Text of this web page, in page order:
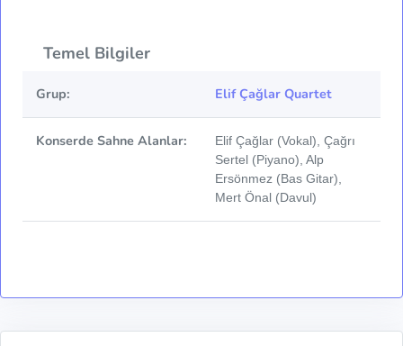
Temel Bilgiler
Grup: Elif Çağlar Quartet
Konserde Sahne Alanlar:
Elif Çağlar (Vokal), Çağrı
Sertel (Piyano), Alp
Ersönmez (Bas Gitar),
Mert Önal (Davul)